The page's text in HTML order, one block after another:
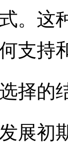
。这
支持
择的
初